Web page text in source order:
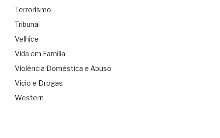
Terrorismo
Tribunal
Velhice
Vida em Família
Violência Doméstica e Abuso
Vício e Drogas
Western